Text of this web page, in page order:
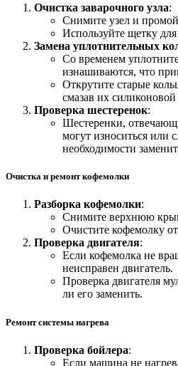
Очистка заварочного узла:
Снимите узел и
Используйте щетку для
Замена уплотнительных
Со временем
изнашиваются, что
Открутите старые
смазав их силиконовой
Проверка шестеренок:
Шестеренки,
могут износиться или
необходимости
Очистка и ремонт кофемолки
Разборка кофемолки:
Снимите верхнюю
Очистите кофемолку
Проверка двигателя:
Если кофемолка не
неисправен двигатель.
Проверка двигателя
ли его заменить.
Ремонт системы нагрева
Проверка бойлера:
Если машина не